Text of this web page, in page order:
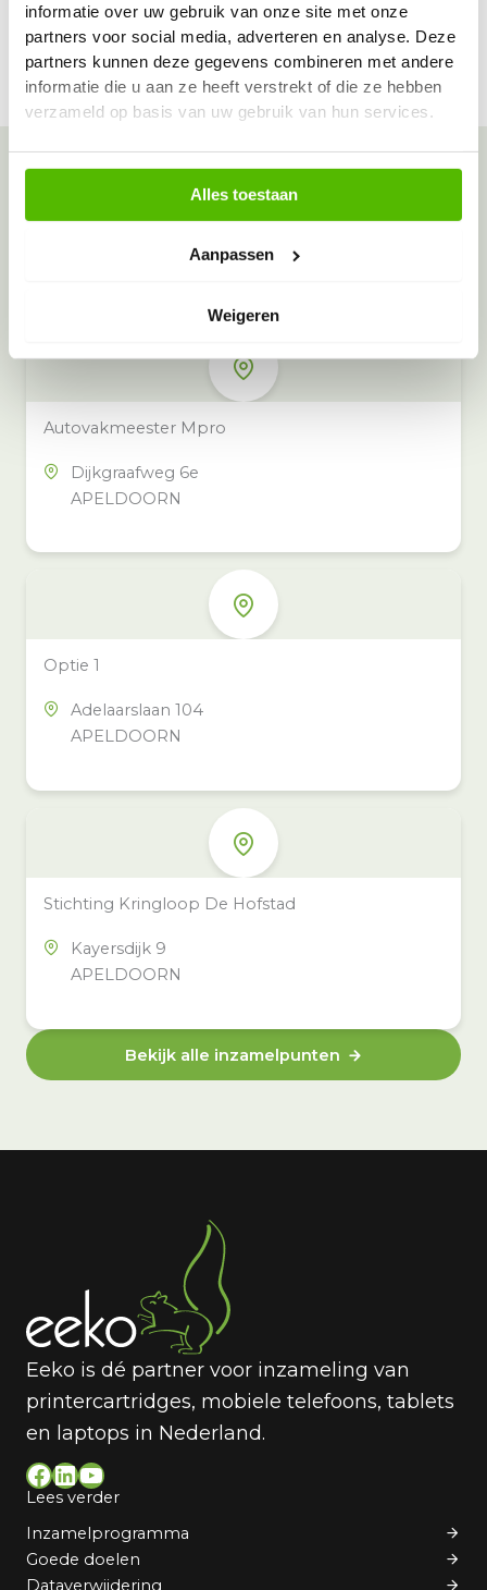
informatie over uw gebruik van onze site met onze
partners voor social media, adverteren en analyse. Deze
partners kunnen deze gegevens combineren met andere
informatie die u aan ze heeft verstrekt of die ze hebben
verzameld op basis van uw gebruik van hun services.
Alles toestaan
Aanpassen
Weigeren
Bekijk alle antwoorden
Meer inzamelpunten in de buurt
inzamelpunten in het hele land,
ook in jouw buurt.
Autovakmeester Mpro
Dijkgraafweg 6e
APELDOORN
Optie 1
Adelaarslaan 104
APELDOORN
Stichting Kringloop De Hofstad
Kayersdijk 9
APELDOORN
Bekijk alle inzamelpunten
Eeko is dé partner voor inzameling van
printercartridges, mobiele telefoons, tablets
en laptops in Nederland.
Facebook LinkedIn YouTube
Lees verder
Inzamelprogramma
Goede doelen